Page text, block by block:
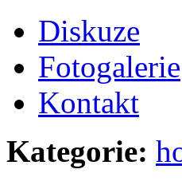
Diskuze
Fotogalerie
Kontakt
Kategorie: